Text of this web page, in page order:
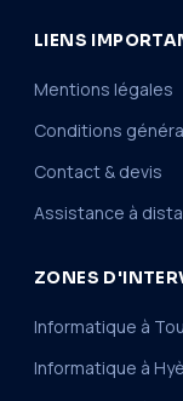
LIENS
Mentions légales
Conditions
Contact & devis
Assistance à
ZONES
Informatique à
Informatique à